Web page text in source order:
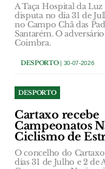
A Taça Hospital da Luz
disputa no dia 31 de
no Campo Chã das
Santarém. O
Coimbra.
DESPORTO| 30-07-2026
DESPORTO
Cartaxo recebe
Campeonatos
Ciclismo de
O concelho do
dias 31 de Julho e 2 de